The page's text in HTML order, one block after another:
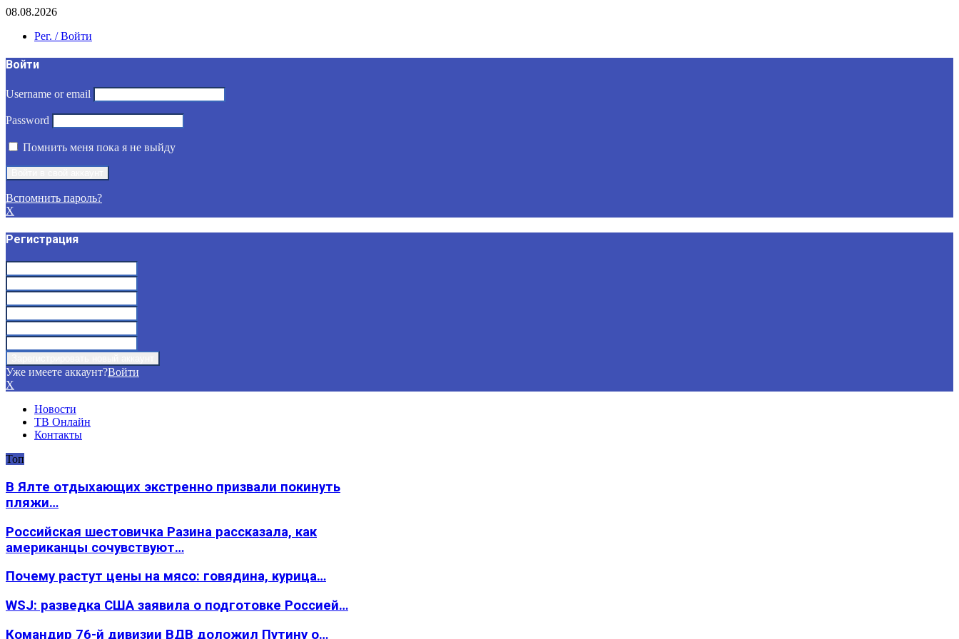
08.08.2026
Рег. / Войти
Войти
Username or email
Password
Помнить меня пока я не выйду
Вспомнить пароль?
X
Регистрация
Уже имеете аккаунт?Войти
X
Новости
ТВ Онлайн
Контакты
Топ
В Ялте отдыхающих экстренно призвали покинуть
пляжи…
Российская шестовичка Разина рассказала, как
американцы сочувствуют…
Почему растут цены на мясо: говядина, курица…
WSJ: разведка США заявила о подготовке Россией…
Командир 76-й дивизии ВДВ доложил Путину о…